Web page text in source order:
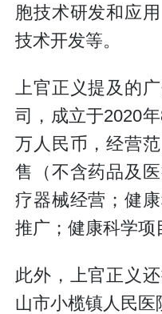
胞技术研发和应
技术开发等。
上官正义提及的
司，成立于2020
万人民币，经营
售（不含药品及
疗器械经营；健
推广；健康科学项
此外，上官正义
山市小榄镇人民医